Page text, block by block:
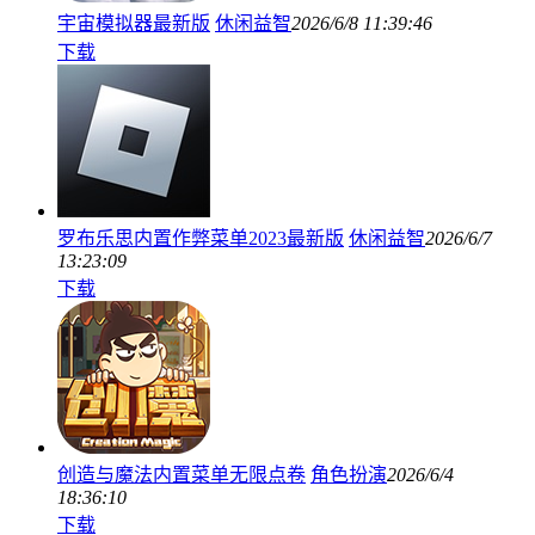
宇宙模拟器最新版 休闲益智2026/6/8 11:39:46
下载
罗布乐思内置作弊菜单2023最新版 休闲益智2026/6/7
13:23:09
下载
创造与魔法内置菜单无限点卷 角色扮演2026/6/4
18:36:10
下载